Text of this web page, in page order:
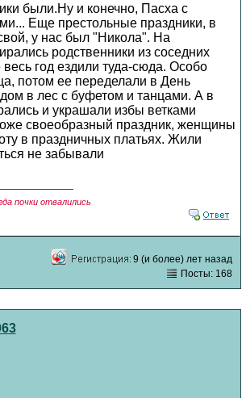
были.Ну и конечно, Пасха с
Еще престольные праздники, в
у нас был "Никола". На
родственники из соседних
весь год ездили туда-сюда. Особо
потом ее переделали в День
в лес с буфетом и танцами. А в
и украшали избы ветками
своеобразный праздник, женщины
в праздничных платьях. Жили
не забывали
почки отвалились
9 (и более) лет назад
Посты: 168